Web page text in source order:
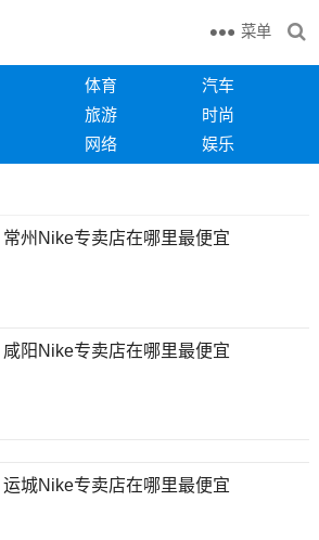
菜单
体育
汽车
旅游
时尚
网络 娱乐
常州Nike专卖店在哪里最便宜
咸阳Nike专卖店在哪里最便宜
运城Nike专卖店在哪里最便宜